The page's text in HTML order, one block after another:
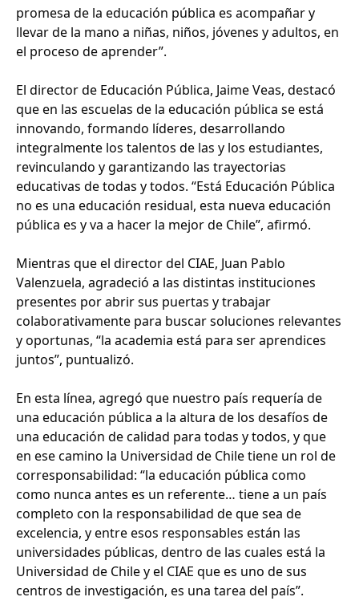
promesa de la educación pública es acompañar y
llevar de la mano a niñas, niños, jóvenes y adultos, en
el proceso de aprender”.
El director de Educación Pública, Jaime Veas, destacó
que en las escuelas de la educación pública se está
innovando, formando líderes, desarrollando
integralmente los talentos de las y los estudiantes,
revinculando y garantizando las trayectorias
educativas de todas y todos. “Está Educación Pública
no es una educación residual, esta nueva educación
pública es y va a hacer la mejor de Chile”, afirmó.
Mientras que el director del CIAE, Juan Pablo
Valenzuela, agradeció a las distintas instituciones
presentes por abrir sus puertas y trabajar
colaborativamente para buscar soluciones relevantes
y oportunas, “la academia está para ser aprendices
juntos”, puntualizó.
En esta línea, agregó que nuestro país requería de
una educación pública a la altura de los desafíos de
una educación de calidad para todas y todos, y que
en ese camino la Universidad de Chile tiene un rol de
corresponsabilidad: “la educación pública como
como nunca antes es un referente… tiene a un país
completo con la responsabilidad de que sea de
excelencia, y entre esos responsables están las
universidades públicas, dentro de las cuales está la
Universidad de Chile y el CIAE que es uno de sus
centros de investigación, es una tarea del país”.